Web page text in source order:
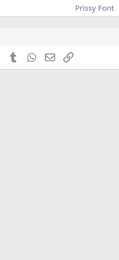
Prissy Font
PinterestTumblr WhatsApp
E-postaLink